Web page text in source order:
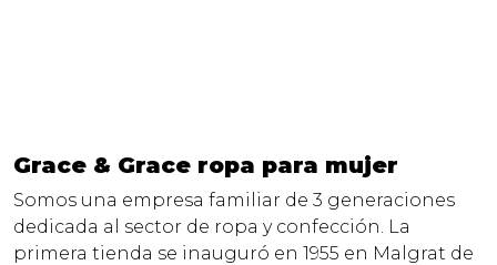
Grace & Grace ropa para mujer
Somos una empresa familiar de 3 generaciones
dedicada al sector de ropa y confección. La
primera tienda se inauguró en 1955 en Malgrat de